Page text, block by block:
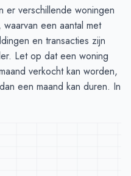
er verschillende woningen
een aantal met
en transacties zijn
Let op dat een woning
verkocht kan worden,
een maand kan duren. In